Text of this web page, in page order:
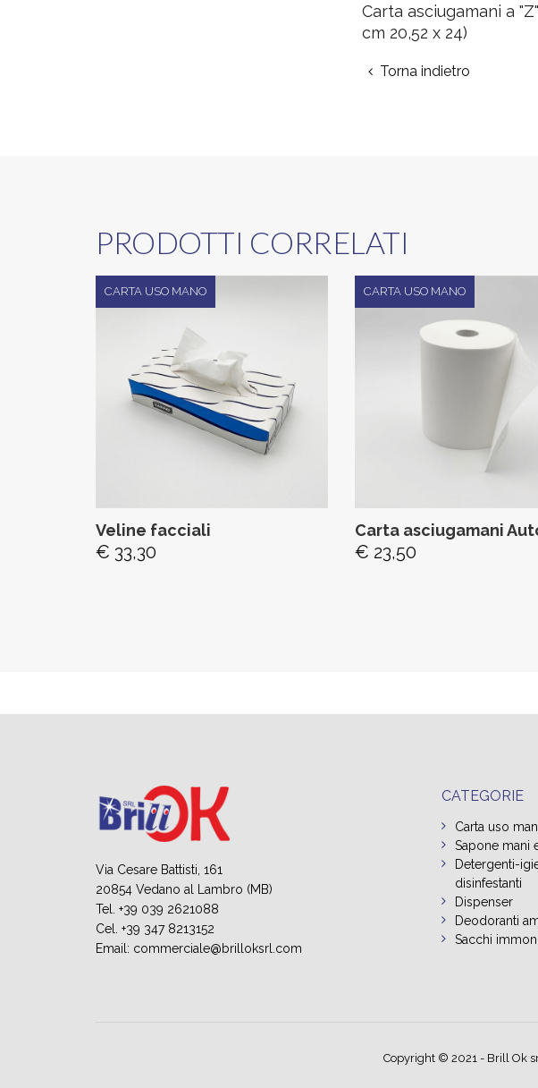
Carta asciugamani a
cm 20,52 x 24)
Torna indietro
PRODOTTI CORRELATI
CARTA USO MANO
Veline facciali
€ 33,30
CARTA USO MANO
Carta asciugamani
€ 23,50
Via Cesare Battisti, 161
20854 Vedano al Lambro (MB)
Tel. +39 039 2621088
Cel. +39 347 8213152
Email: commerciale@brilloksrl.com
CATEGORIE
Carta uso
Sapone mani
Detergenti-
disinfestanti
Dispenser
Deodoranti
Sacchi
Copyright © 2021 - Brill Ok